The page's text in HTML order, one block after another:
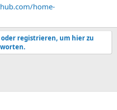
home-
registrieren, um hier zu